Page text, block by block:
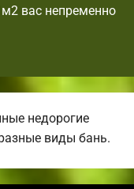
вас непременно
недорогие
виды бань.